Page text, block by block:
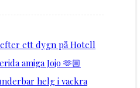
ett dygn på Hotell
amiga Jojo 🫶🏼
helg i vackra